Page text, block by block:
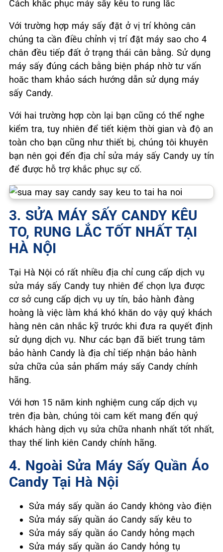
Cách khắc phục máy sấy kêu to rung lắc
Với trường hợp máy sấy đặt ở vị trí không cân
chúng ta cần điều chỉnh vị trí đặt máy sao cho 4
chân đều tiếp đất ở trạng thái cân bằng. Sử dụng
máy sấy đúng cách bằng biện pháp nhờ tư vấn
hoăc tham khảo sách hướng dẫn sử dụng máy
sấy Candy.
Với hai trường hợp còn lại bạn cũng có thể nghe
kiểm tra, tuy nhiên để tiết kiệm thời gian và độ an
toàn cho bạn cũng như thiết bị, chúng tôi khuyên
bạn nên gọi đến địa chỉ sửa máy sấy Candy uy tín
để được hỗ trợ khắc phục sự cố.
3. SỬA MÁY SẤY CANDY KÊU
TO, RUNG LẮC TỐT NHẤT TẠI
HÀ NỘI
Tại Hà Nội có rất nhiều địa chỉ cung cấp dịch vụ
sửa máy sấy Candy tuy nhiên để chọn lựa được
cơ sở cung cấp dịch vụ uy tín, bảo hành đàng
hoàng là việc làm khá khó khăn do vậy quý khách
hàng nên cân nhắc kỹ trước khi đưa ra quyết định
sử dụng dịch vụ. Như các bạn đã biết trung tâm
bảo hành Candy là địa chỉ tiếp nhận bảo hành
sửa chữa của sản phẩm máy sấy Candy chính
hãng.
Với hơn 15 năm kinh nghiệm cung cấp dịch vụ
trên địa bàn, chúng tôi cam kết mang đến quý
khách hàng dịch vụ sửa chữa nhanh nhất tốt nhất,
thay thế linh kiên Candy chính hãng.
4. Ngoài Sửa Máy Sấy Quần Áo
Candy Tại Hà Nội
Sửa máy sấy quần áo Candy không vào điện
Sửa máy sấy quần áo Candy sấy kêu to
Sửa máy sấy quần áo Candy hỏng mạch
Sửa máy sấy quần áo Candy hỏng tụ